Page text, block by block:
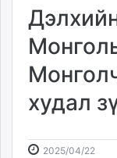
Төрийн
Нийслэлийн
dorgio.mn
Gogo.mn
caak.mn
news.mn
худал
2025/04/22